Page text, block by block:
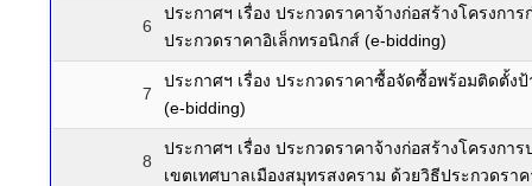
6
ประกาศฯ เรื่อง ประกวดราคาจ้างก่อสร้างโครงก
ประกวดราคาอิเล็กทรอนิกส์ (e-bidding)
7
ประกาศฯ เรื่อง ประกวดราคาซื้อจัดซื้อพร้อมติดตั้ง
(e-bidding)
8
ประกาศฯ เรื่อง ประกวดราคาจ้างก่อสร้างโครงก
เขตเทศบาลเมืองสมุทรสงคราม ด้วยวิธีประกวดรา